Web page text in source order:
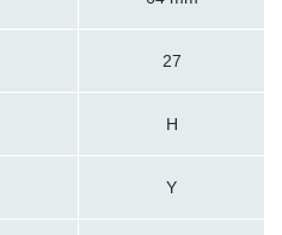
27
H
Y